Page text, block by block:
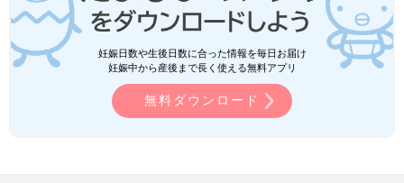
妊娠日数や生後日数に合った情報を毎日お届け
妊娠中から産後まで長く使える無料アプリ
無料ダウンロード